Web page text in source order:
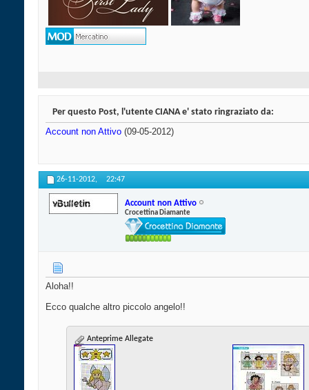
Per questo Post, l'utente CIANA e' stato ringraziato da:
Account non Attivo (09-05-2012)
26-11-2012, 22:47
Account non Attivo
Crocettina Diamante
Aloha!!
Ecco qualche altro piccolo angelo!!
Anteprime Allegate